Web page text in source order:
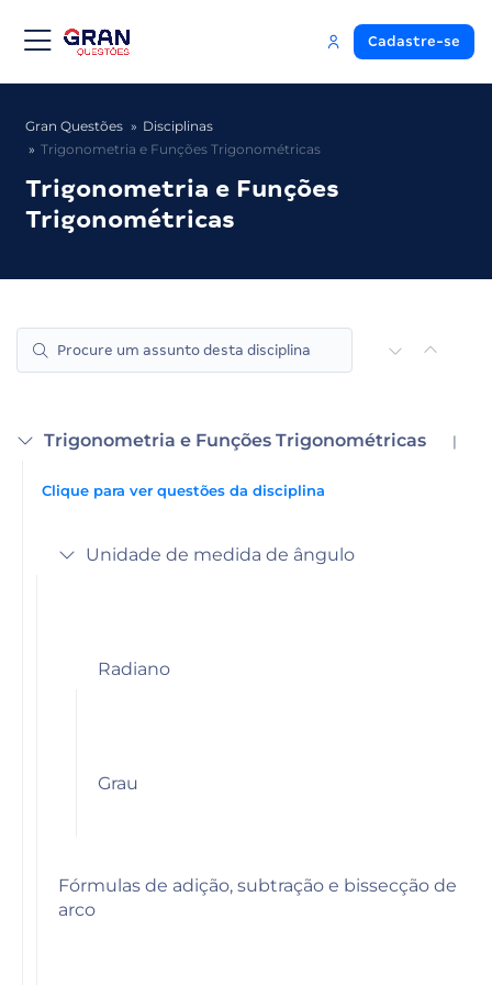
Cadastre-se
Gran Questões
Disciplinas
Trigonometria e Funções Trigonométricas
Trigonometria e Funções
Trigonométricas
Trigonometria e Funções Trigonométricas |
Clique para ver questões da disciplina
Unidade de medida de ângulo
Radiano
Grau
Fórmulas de adição, subtração e bissecção de
arco